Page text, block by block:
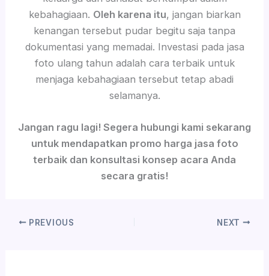
kebahagiaan. Oleh karena itu, jangan biarkan
kenangan tersebut pudar begitu saja tanpa
dokumentasi yang memadai. Investasi pada jasa
foto ulang tahun adalah cara terbaik untuk
menjaga kebahagiaan tersebut tetap abadi
selamanya.
Jangan ragu lagi! Segera hubungi kami sekarang
untuk mendapatkan promo harga jasa foto
terbaik dan konsultasi konsep acara Anda
secara gratis!
PREVIOUS NEXT